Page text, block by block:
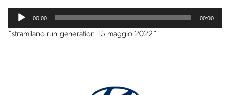
Audio
00:00 00:00
“stramilano-run-generation-15-maggio-2022”.